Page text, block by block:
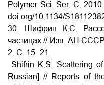
Polymer Sci. Ser. C.
doi.org/10.1134/
30. Шифрин К.С.
частицах // Изв. АН
2. С. 15–21.
Shifrin K.S. Scattering
Russian] // Reports of